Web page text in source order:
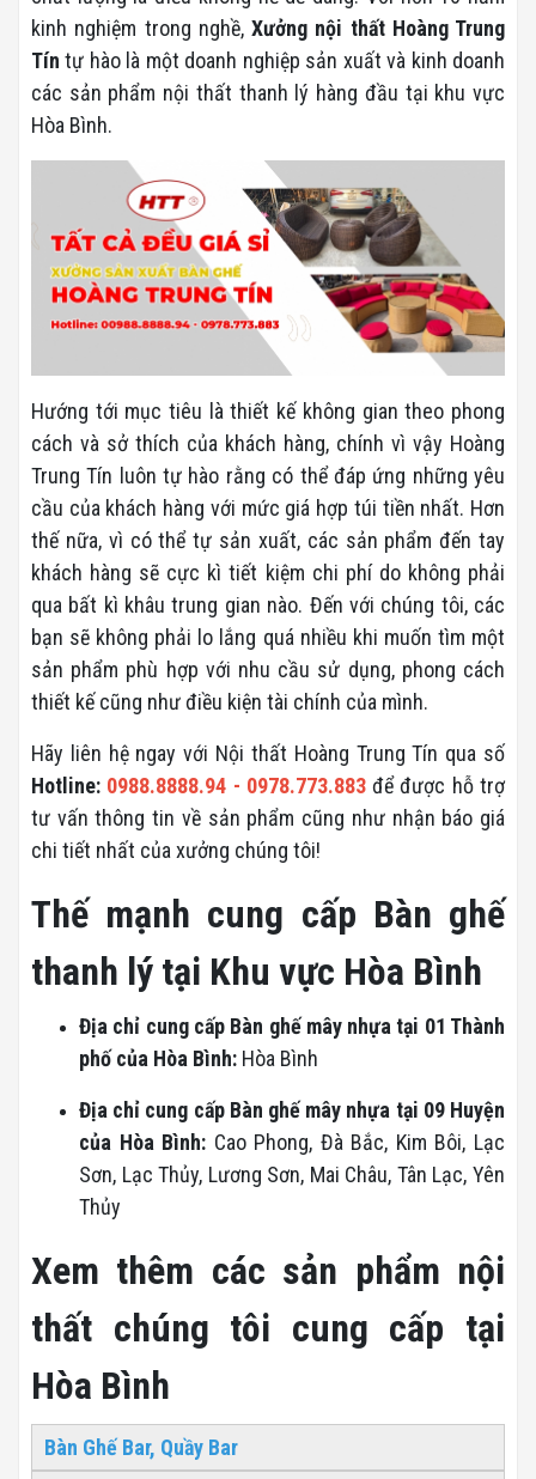
kinh nghiệm trong nghề, Xưởng nội thất Hoàng Trung
Tín tự hào là một doanh nghiệp sản xuất và kinh doanh
các sản phẩm nội thất thanh lý hàng đầu tại khu vực
Hòa Bình.
Hướng tới mục tiêu là thiết kế không gian theo phong
cách và sở thích của khách hàng, chính vì vậy Hoàng
Trung Tín luôn tự hào rằng có thể đáp ứng những yêu
cầu của khách hàng với mức giá hợp túi tiền nhất. Hơn
thế nữa, vì có thể tự sản xuất, các sản phẩm đến tay
khách hàng sẽ cực kì tiết kiệm chi phí do không phải
qua bất kì khâu trung gian nào. Đến với chúng tôi, các
bạn sẽ không phải lo lắng quá nhiều khi muốn tìm một
sản phẩm phù hợp với nhu cầu sử dụng, phong cách
thiết kế cũng như điều kiện tài chính của mình.
Hãy liên hệ ngay với Nội thất Hoàng Trung Tín qua số
Hotline: 0988.8888.94 - 0978.773.883để được hỗ trợ
tư vấn thông tin về sản phẩm cũng như nhận báo giá
chi tiết nhất của xưởng chúng tôi!
Thế mạnh cung cấp Bàn ghế
thanh lý tại Khu vực Hòa Bình
Địa chỉ cung cấp Bàn ghế mây nhựa tại 01 Thành
phố của Hòa Bình: Hòa Bình
Địa chỉ cung cấp Bàn ghế mây nhựa tại 09 Huyện
của Hòa Bình: Cao Phong, Đà Bắc, Kim Bôi, Lạc
Sơn, Lạc Thủy, Lương Sơn, Mai Châu, Tân Lạc, Yên
Thủy
Xem thêm các sản phẩm nội
thất chúng tôi cung cấp tại
Hòa Bình
Bàn Ghế Bar, Quầy Bar